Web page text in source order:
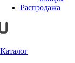
Распродажа
Каталог